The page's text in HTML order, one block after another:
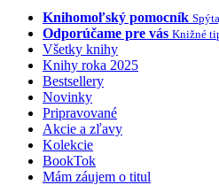
Knihomoľský pomocník
Odporúčame pre vás Knižné
Všetky knihy
Knihy roka 2025
Bestsellery
Novinky
Pripravované
Akcie a zľavy
Kolekcie
BookTok
Mám záujem o titul